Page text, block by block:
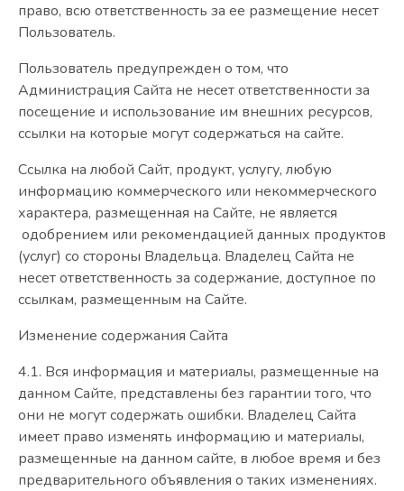
право, всю ответственность за ее размещение несет
Пользователь.
Пользователь предупрежден о том, что
Администрация Сайта не несет ответственности за
посещение и использование им внешних ресурсов,
ссылки на которые могут содержаться на сайте.
Ссылка на любой Сайт, продукт, услугу, любую
информацию коммерческого или некоммерческого
характера, размещенная на Сайте, не является
одобрением или рекомендацией данных продуктов
(услуг) со стороны Владельца. Владелец Сайта не
несет ответственность за содержание, доступное по
ссылкам, размещенным на Сайте.
Изменение содержания Сайта
4.1. Вся информация и материалы, размещенные на
данном Сайте, представлены без гарантии того, что
они не могут содержать ошибки. Владелец Сайта
имеет право изменять информацию и материалы,
размещенные на данном сайте, в любое время и без
предварительного объявления о таких изменениях.